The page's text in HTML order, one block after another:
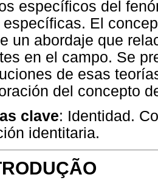
específicos del
El
un abordaje que
en el campo. Se
de esas
del concepto
clave: Identidad.
identitaria.